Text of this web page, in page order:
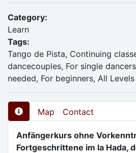
Category:
Learn
Tags:
Tango de Pista, Continuing
dancecouples, For single
needed, For beginners, All Levels
Map Contact
Anfängerkurs ohne
Fortgeschrittene im la Hada,